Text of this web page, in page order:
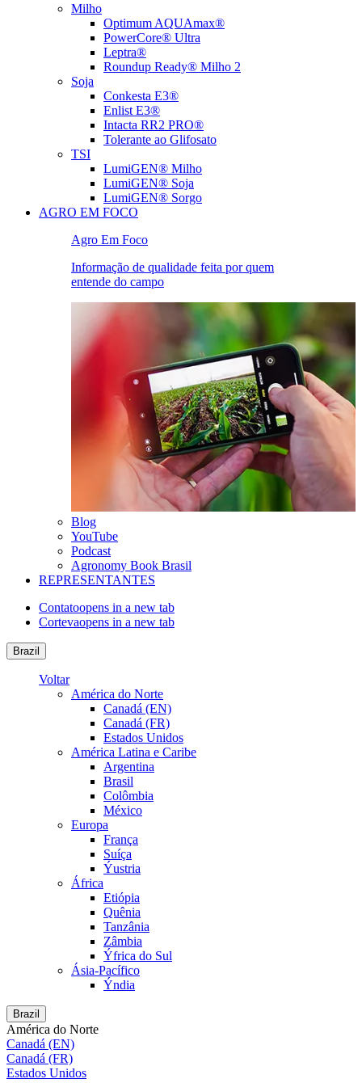
Milho
Optimum AQUAmax®
PowerCore® Ultra
Leptra®
Roundup Ready® Milho 2
Soja
Conkesta E3®
Enlist E3®
Intacta RR2 PRO®
Tolerante ao Glifosato
TSI
LumiGEN® Milho
LumiGEN® Soja
LumiGEN® Sorgo
AGRO EM FOCO
Agro Em Foco
Informação de qualidade feita por quem
entende do campo
Blog
YouTube
Podcast
Agronomy Book Brasil
REPRESENTANTES
Contatoopens in a new tab
Cortevaopens in a new tab
Brazil
Voltar
América do Norte
Canadá (EN)
Canadá (FR)
Estados Unidos
América Latina e Caribe
Argentina
Brasil
Colômbia
México
Europa
França
Suíça
Ýustria
África
Etiópia
Quênia
Tanzânia
Zâmbia
Ýfrica do Sul
Ásia-Pacífico
Ýndia
Brazil
América do Norte
Canadá (EN)
Canadá (FR)
Estados Unidos